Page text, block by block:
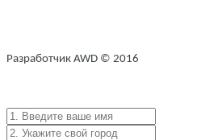
Разработчик AWD © 2016